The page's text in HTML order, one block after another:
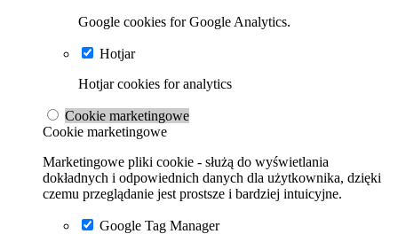
Google cookies for Google Analytics.
Hotjar
Hotjar cookies for analytics
Cookie marketingowe
Cookie marketingowe
Marketingowe pliki cookie - służą do wyświetlania
dokładnych i odpowiednich danych dla użytkownika, dzięki
czemu przeglądanie jest prostsze i bardziej intuicyjne.
Google Tag Manager